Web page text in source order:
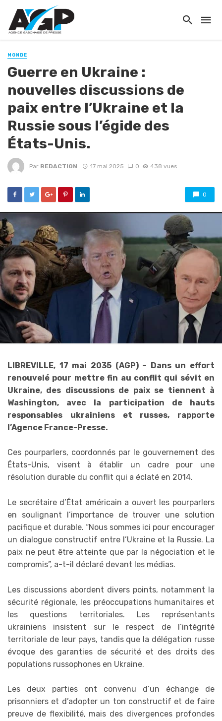
MONDE
Guerre en Ukraine :
nouvelles discussions de
paix entre l’Ukraine et la
Russie sous l’égide des
États-Unis.
Par REDACTION 17 mai 2025 0 438 vues
0
LIBREVILLE, 17 mai 2035 (AGP) – Dans un effort
renouvelé pour mettre fin au conflit qui sévit en
Ukraine, des discussions de paix se tiennent à
Washington, avec la participation de hauts
responsables ukrainiens et russes, rapporte
l’Agence France-Presse.
Ces pourparlers, coordonnés par le gouvernement des
États-Unis, visent à établir un cadre pour une
résolution durable du conflit qui a éclaté en 2014.
Le secrétaire d’État américain a ouvert les pourparlers
en soulignant l’importance de trouver une solution
pacifique et durable. “Nous sommes ici pour encourager
un dialogue constructif entre l’Ukraine et la Russie. La
paix ne peut être atteinte que par la négociation et le
compromis”, a-t-il déclaré devant les médias.
Les discussions abordent divers points, notamment la
sécurité régionale, les préoccupations humanitaires et
les questions territoriales. Les représentants
ukrainiens insistent sur le respect de l’intégrité
territoriale de leur pays, tandis que la délégation russe
évoque des garanties de sécurité et des droits des
populations russophones en Ukraine.
Les deux parties ont convenu d’un échange de
prisonniers et d’adopter un ton constructif et de faire
preuve de flexibilité, mais des divergences profondes